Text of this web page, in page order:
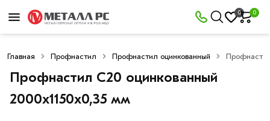
0 0
Главная Профнастил Профнастил оцинкованный
Профнастил С20 оцинкованный
2000х1150х0,35 мм